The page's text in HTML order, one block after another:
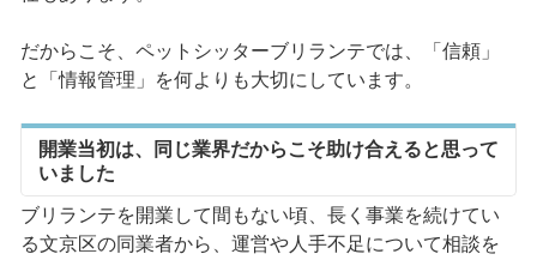
だからこそ、ペットシッターブリランテでは、「信頼」
と「情報管理」を何よりも大切にしています。
開業当初は、同じ業界だからこそ助け合えると思って
いました
ブリランテを開業して間もない頃、長く事業を続けてい
る文京区の同業者から、運営や人手不足について相談を